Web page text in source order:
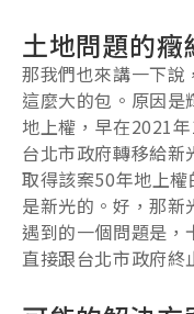
土地問題的癥
那我們也來講一下說
這麼大的包。原因
地上權，早在2021
台北市政府轉移給新
取得該案50年地上
是新光的。好，那
遇到的一個問題是，
直接跟台北市政府終